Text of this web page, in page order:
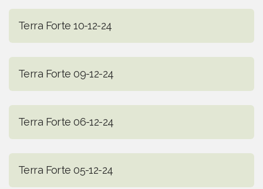
Terra Forte 10-12-24
Terra Forte 09-12-24
Terra Forte 06-12-24
Terra Forte 05-12-24